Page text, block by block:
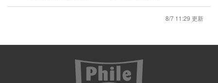
8/7 11:29 更新